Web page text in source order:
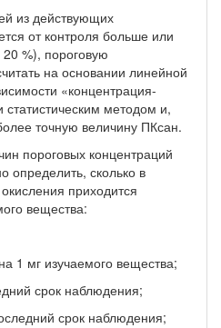
из действующих
от контроля больше или
%), пороговую
на основании линейной
«концентрация-
методом и,
точную величину ПКсан.
пороговых концентраций
определить, сколько в
приходится
вещества:
1 мг изучаемого вещества;
срок наблюдения;
срок наблюдения;